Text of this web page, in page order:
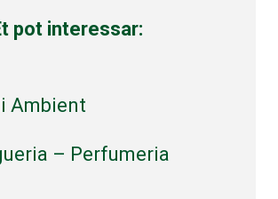
pot interessar:
Ambient
– Perfumeria